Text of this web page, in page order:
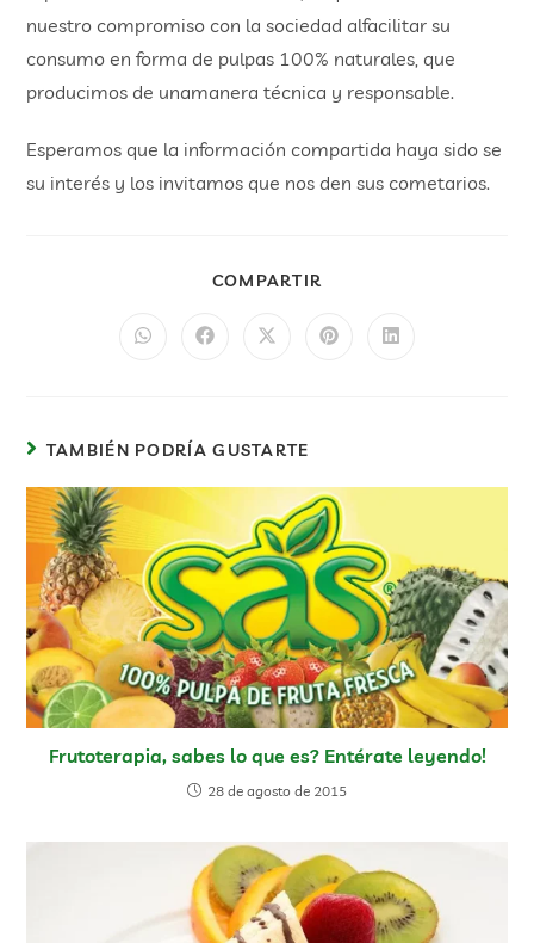
nuestro compromiso con la sociedad alfacilitar su
consumo en forma de pulpas 100% naturales, que
producimos de unamanera técnica y responsable.
Esperamos que la información compartida haya sido se
su interés y los invitamos que nos den sus cometarios.
COMPARTIR
TAMBIÉN PODRÍA GUSTARTE
Frutoterapia, sabes lo que es? Entérate leyendo!
28 de agosto de 2015